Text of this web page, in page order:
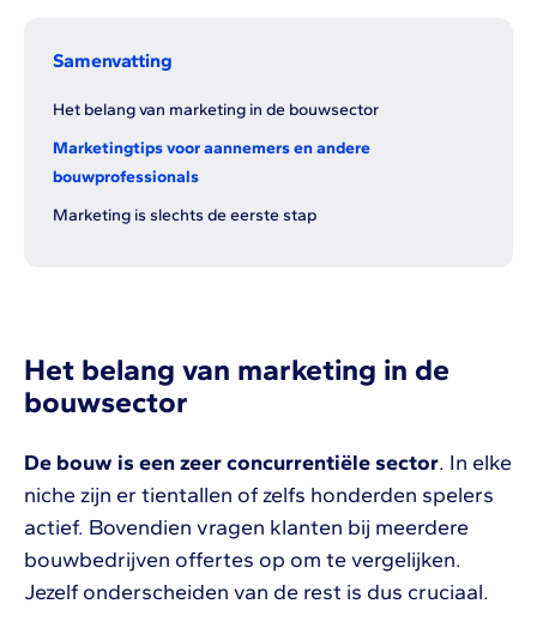
Samenvatting
Het belang van marketing in de bouwsector
Marketingtips voor aannemers en andere
bouwprofessionals
Marketing is slechts de eerste stap
Het belang van marketing in de
bouwsector
De bouw is een zeer concurrentiële sector. In elke
niche zijn er tientallen of zelfs honderden spelers
actief. Bovendien vragen klanten bij meerdere
bouwbedrijven offertes op om te vergelijken.
Jezelf onderscheiden van de rest is dus cruciaal.